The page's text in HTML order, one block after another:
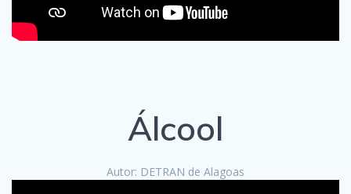
Álcool
Autor: DETRAN de Alagoas